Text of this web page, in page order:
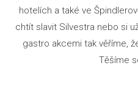
hotelích a také ve
chtít slavit Silvestra nebo si
gastro akcemi tak věříme,
Těšíme